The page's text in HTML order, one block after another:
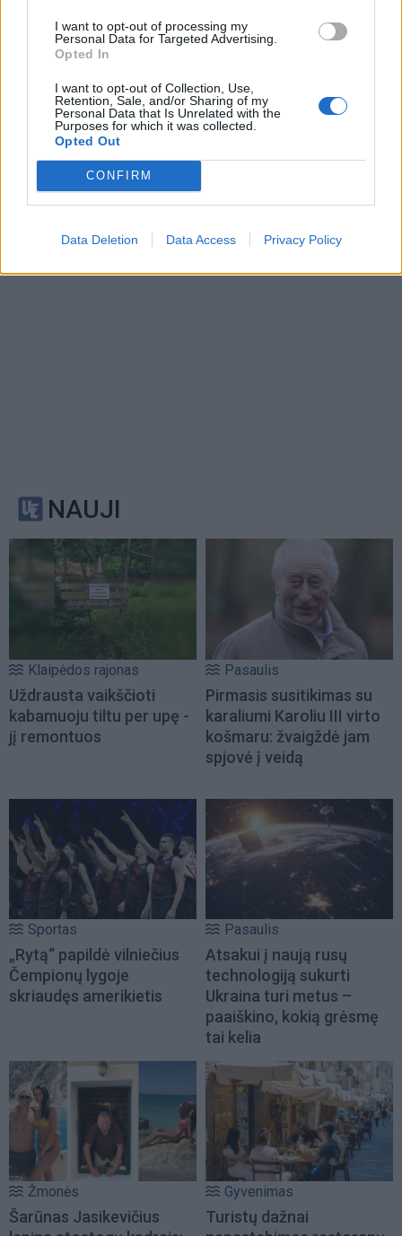
I want to opt-out of processing my
Personal Data for Targeted Advertising.
Opted In
I want to opt-out of Collection, Use,
Retention, Sale, and/or Sharing of my
Personal Data that Is Unrelated with the
Purposes for which it was collected.
Opted Out
CONFIRM
Data Deletion Data Access Privacy Policy
Kriminalai
Paramediko nužudymo
byloje į laisvę paleistas
vienas įtariamųjų(3)
Kriminalai
Užsidegė lauko pavėsinė:
NAUJI
Klaipėdos rajonas
Uždrausta vaikščioti
kabamuoju tiltu per upę -
jį remontuos
Pasaulis
Pirmasis susitikimas su
karaliumi Karoliu III virto
košmaru: žvaigždė jam
spjovė į veidą
Sportas
„Rytą“ papildė vilniečius
Čempionų lygoje
skriaudęs amerikietis
Pasaulis
Atsakui į naują rusų
technologiją sukurti
Ukraina turi metus –
paaiškino, kokią grėsmę
tai kelia
Žmonės
Šarūnas Jasikevičius
Gyvenimas
Turistų dažnai